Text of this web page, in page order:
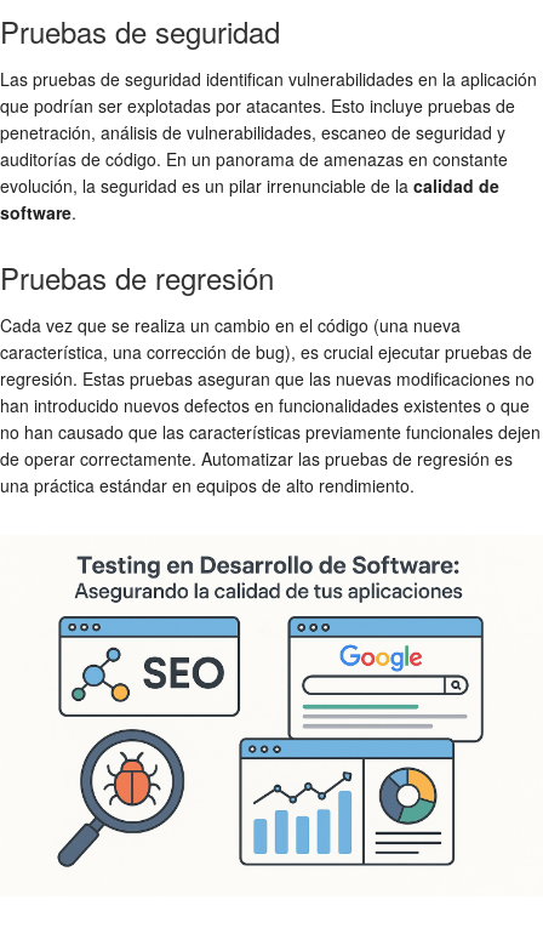
Pruebas de seguridad
Las pruebas de seguridad identifican vulnerabilidades en la aplicación
que podrían ser explotadas por atacantes. Esto incluye pruebas de
penetración, análisis de vulnerabilidades, escaneo de seguridad y
auditorías de código. En un panorama de amenazas en constante
evolución, la seguridad es un pilar irrenunciable de la calidad de
software.
Pruebas de regresión
Cada vez que se realiza un cambio en el código (una nueva
característica, una corrección de bug), es crucial ejecutar pruebas de
regresión. Estas pruebas aseguran que las nuevas modificaciones no
han introducido nuevos defectos en funcionalidades existentes o que
no han causado que las características previamente funcionales dejen
de operar correctamente. Automatizar las pruebas de regresión es
una práctica estándar en equipos de alto rendimiento.